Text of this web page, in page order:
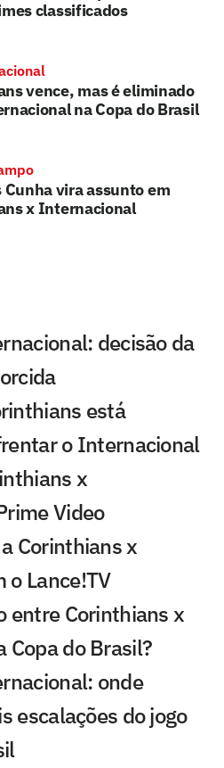
classificados
vence, mas é eliminado
na Copa do Brasil
Cunha vira assunto em
x Internacional
decisão da
está
o Internacional
x
Video
Corinthians x
Lance!TV
entre Corinthians x
do Brasil?
onde
escalações do jogo